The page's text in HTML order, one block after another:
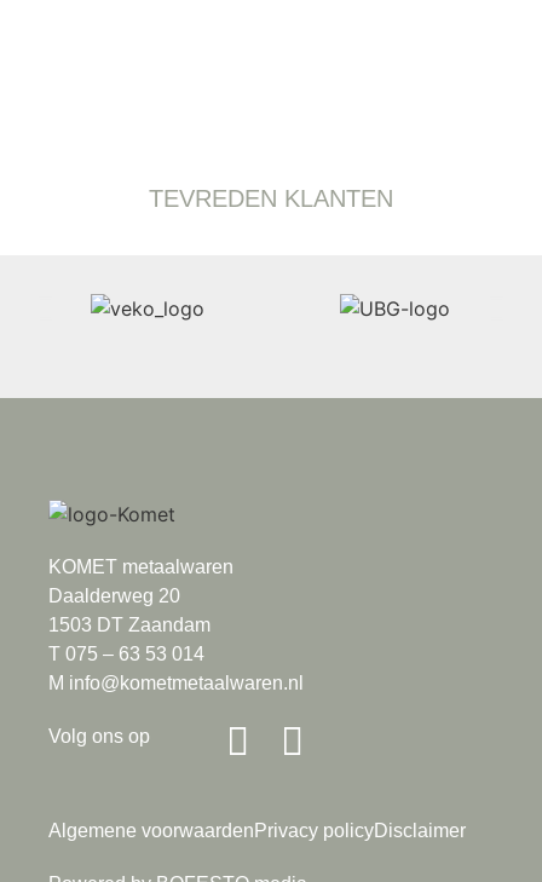
TEVREDEN KLANTEN
KOMET metaalwaren
Daalderweg 20
1503 DT Zaandam
T 075 – 63 53 014
M info@kometmetaalwaren.nl
Volg ons op
Algemene voorwaarden Privacy policyDisclaimer